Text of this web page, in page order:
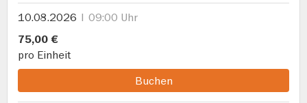
10.08.2026
09:00 Uhr
75,00 €
pro Einheit
Buchen